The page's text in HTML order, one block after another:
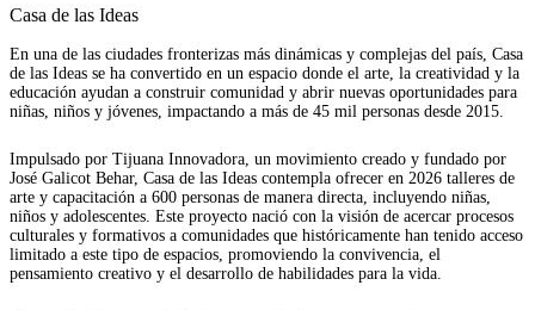
Casa de las Ideas
En una de las ciudades fronterizas más dinámicas y complejas del país, Casa
de las Ideas se ha convertido en un espacio donde el arte, la creatividad y la
educación ayudan a construir comunidad y abrir nuevas oportunidades para
niñas, niños y jóvenes, impactando a más de 45 mil personas desde 2015.
Impulsado por Tijuana Innovadora, un movimiento creado y fundado por
José Galicot Behar, Casa de las Ideas contempla ofrecer en 2026 talleres de
arte y capacitación a 600 personas de manera directa, incluyendo niñas,
niños y adolescentes. Este proyecto nació con la visión de acercar procesos
culturales y formativos a comunidades que históricamente han tenido acceso
limitado a este tipo de espacios, promoviendo la convivencia, el
pensamiento creativo y el desarrollo de habilidades para la vida.